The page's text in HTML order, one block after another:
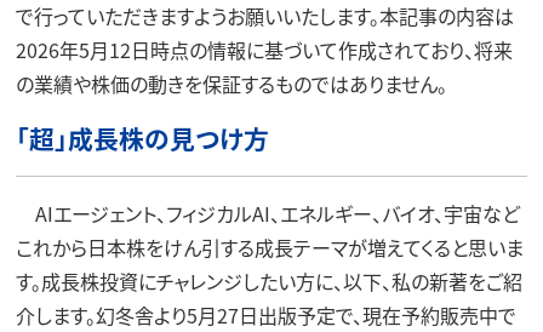
で行っていただきますようお願いいたします。本記事の内容は
2026年5月12日時点の情報に基づいて作成されており、将来
の業績や株価の動きを保証するものではありません。
「超」成長株の見つけ方
AIエージェント、フィジカルAI、エネルギー、バイオ、宇宙など
これから日本株をけん引する成長テーマが増えてくると思いま
す。成長株投資にチャレンジしたい方に、以下、私の新著をご紹
介します。幻冬舎より5月27日出版予定で、現在予約販売中で